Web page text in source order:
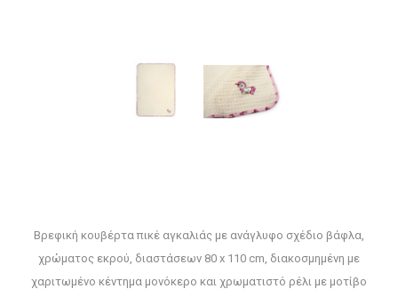
Βρεφική κουβέρτα πικέ αγκαλιάς με ανάγλυφο σχέδιο βάφλα,
χρώματος εκρού, διαστάσεων 80 x 110 cm, διακοσμημένη με
χαριτωμένο κέντημα μονόκερο και χρωματιστό ρέλι με μοτίβο